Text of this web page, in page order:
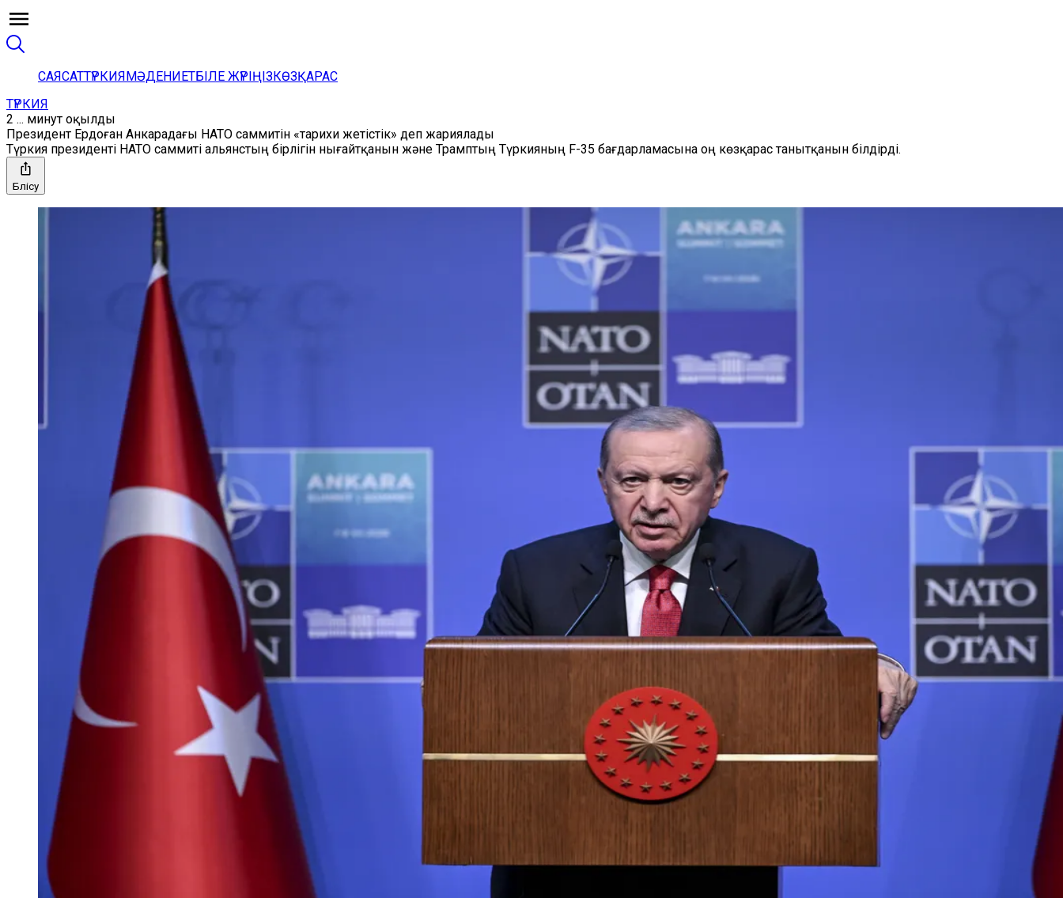
САЯСАТТҮРКИЯМӘДЕНИЕТБІЛЕ ЖҮРІҢІЗКӨЗҚАРАС
ТҮРКИЯ
2 ... минут оқылды
Президент Ердоған Анкарадағы НАТО саммитін «тарихи жетістік» деп жариялады
Түркия президенті НАТО саммиті альянстың бірлігін нығайтқанын және Трамптың Түркияның F-35 бағдарламасына оң көзқарас танытқанын білдірді.
Бөлісу